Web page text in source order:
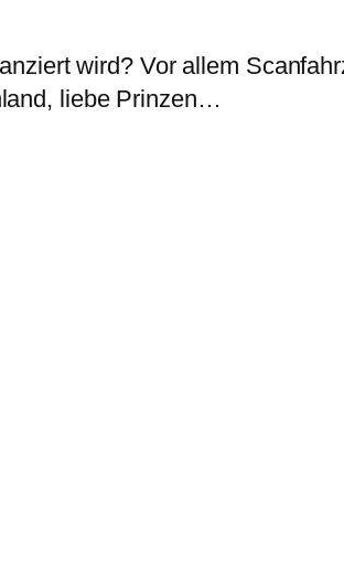
wird? Vor allem
liebe Prinzen…